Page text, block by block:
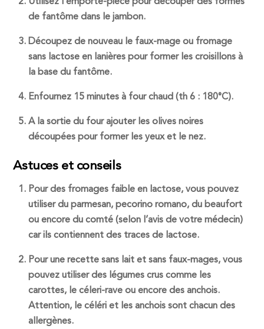
de fantôme dans le jambon.
Découpez de nouveau le faux-mage ou fromage
sans lactose en lanières pour former les croisillons à
la base du fantôme.
Enfournez 15 minutes à four chaud (th 6 : 180°C).
A la sortie du four ajouter les olives noires
découpées pour former les yeux et le nez.
Astuces et conseils
Pour des fromages faible en lactose, vous pouvez
utiliser du parmesan, pecorino romano, du beaufort
ou encore du comté (selon l’avis de votre médecin)
car ils contiennent des traces de lactose.
Pour une recette sans lait et sans faux-mages, vous
pouvez utiliser des légumes crus comme les
carottes, le céleri-rave ou encore des anchois.
Attention, le céléri et les anchois sont chacun des
allergènes.